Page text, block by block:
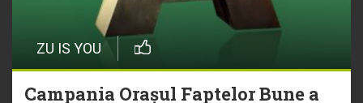
ZU IS YOU
Campania Orașul Faptelor Bune a